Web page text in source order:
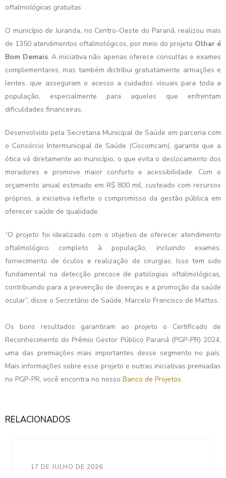
oftalmológicas gratuitas
O município de Juranda, no Centro-Oeste do Paraná, realizou mais
de 1350 atendimentos oftalmológicos, por meio do projeto Olhar é
Bom Demais. A iniciativa não apenas oferece consultas e exames
complementares, mas também distribui gratuitamente armações e
lentes, que asseguram o acesso a cuidados visuais para toda a
população, especialmente para aqueles que enfrentam
dificuldades financeiras.
Desenvolvido pela Secretaria Municipal de Saúde em parceria com
o Consórcio Intermunicipal de Saúde (Ciscomcam), garante que a
ótica vá diretamente ao município, o que evita o deslocamento dos
moradores e promove maior conforto e acessibilidade. Com o
orçamento anual estimado em R$ 800 mil, custeado com recursos
próprios, a iniciativa reflete o compromisso da gestão pública em
oferecer saúde de qualidade.
“O projeto foi idealizado com o objetivo de oferecer atendimento
oftalmológico completo à população, incluindo exames,
fornecimento de óculos e realização de cirurgias. Isso tem sido
fundamental na detecção precoce de patologias oftalmológicas,
contribuindo para a prevenção de doenças e a promoção da saúde
ocular”, disse o Secretário de Saúde, Marcelo Francisco de Mattos.
Os bons resultados garantiram ao projeto o Certificado de
Reconhecimento do Prêmio Gestor Público Paraná (PGP-PR) 2024,
uma das premiações mais importantes desse segmento no país.
Mais informações sobre esse projeto e outras iniciativas premiadas
no PGP-PR, você encontra no nosso Banco de Projetos.
RELACIONADOS
17 DE JULHO DE 2026